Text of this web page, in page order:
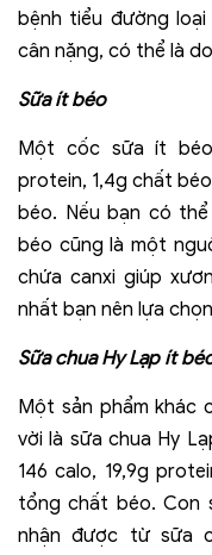
bệnh tiểu đường
cân nặng, có thể là
Sữa ít béo
Một cốc sữa ít béo
protein, 1,4g chất
béo. Nếu bạn có
béo cũng là một
chứa canxi giúp
nhất bạn nên lựa
Sữa chua Hy Lạp ít
Một sản phẩm khác
vời là sữa chua Hy
146 calo, 19,9g
tổng chất béo. Con
nhận được từ sữa